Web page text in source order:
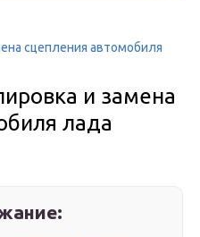
сцепления автомобиля
и замена
лада